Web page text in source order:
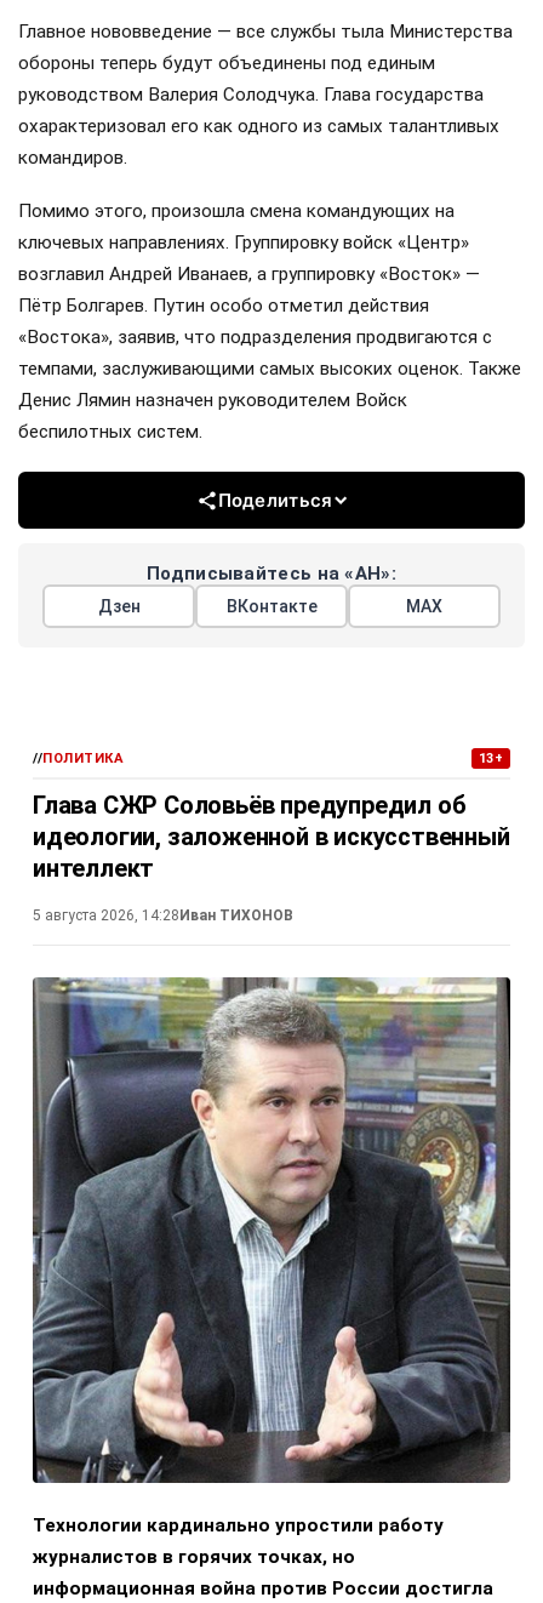
Главное нововведение — все службы тыла Министерства
обороны теперь будут объединены под единым
руководством Валерия Солодчука. Глава государства
охарактеризовал его как одного из самых талантливых
командиров.
Помимо этого, произошла смена командующих на
ключевых направлениях. Группировку войск «Центр»
возглавил Андрей Иванаев, а группировку «Восток» —
Пётр Болгарев. Путин особо отметил действия
«Востока», заявив, что подразделения продвигаются с
темпами, заслуживающими самых высоких оценок. Также
Денис Лямин назначен руководителем Войск
беспилотных систем.
Поделиться
Подписывайтесь на «АН»:
Дзен ВКонтакте МАХ
//ПОЛИТИКА 13+
Глава СЖР Соловьёв предупредил об
идеологии, заложенной в искусственный
интеллект
5 августа 2026, 14:28 Иван ТИХОНОВ
Технологии кардинально упростили работу
журналистов в горячих точках, но
информационная война против России достигла